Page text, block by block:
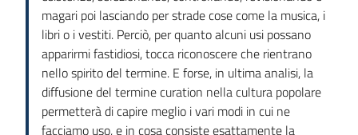
magari poi lasciando per strade cose come la musica, i
libri o i vestiti. Perciò, per quanto alcuni usi possano
apparirmi fastidiosi, tocca riconoscere che rientrano
nello spirito del termine. E forse, in ultima analisi, la
diffusione del termine curation nella cultura popolare
permetterà di capire meglio i vari modi in cui ne
facciamo uso, e in cosa consiste esattamente la